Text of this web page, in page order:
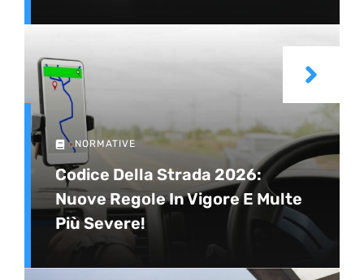
NORMATIVE
Codice Della Strada 2026:
Nuove Regole In Vigore E Multe
Più Severe!